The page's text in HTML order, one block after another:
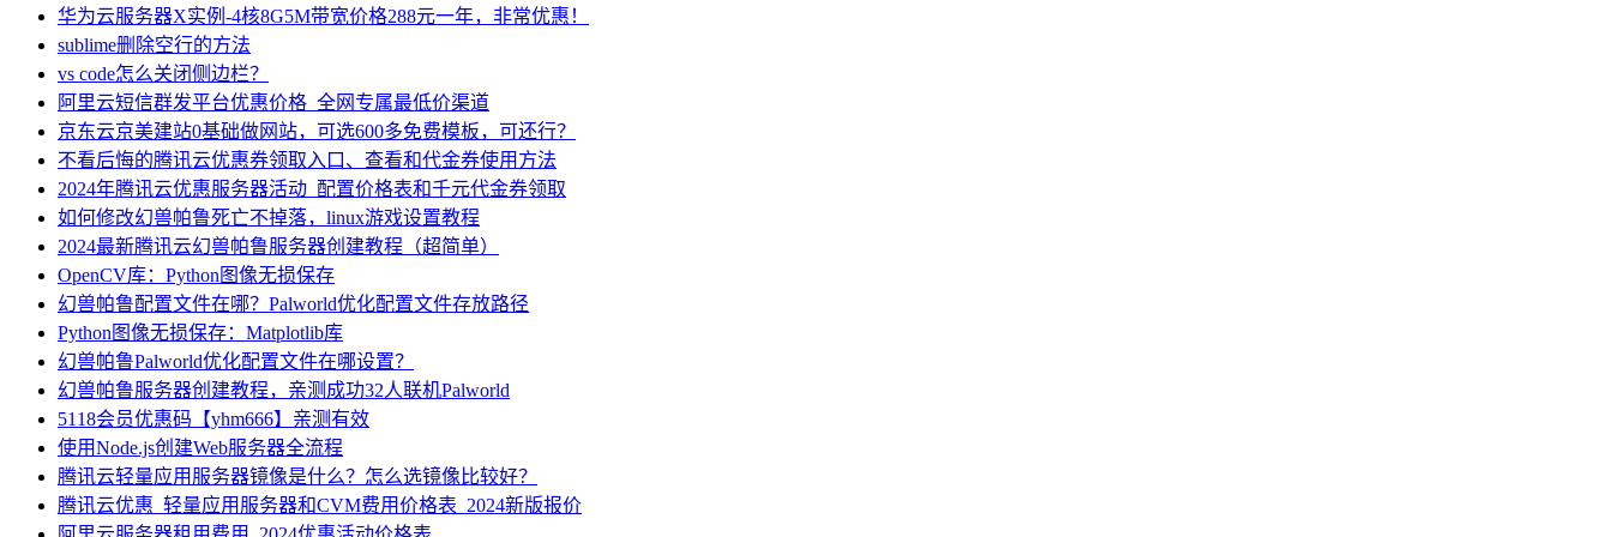
华为云服务器X实例-4核8G5M带宽价格288元一年，非常优惠！
sublime删除空行的方法
vs code怎么关闭侧边栏？
阿里云短信群发平台优惠价格_全网专属最低价渠道
京东云京美建站0基础做网站，可选600多免费模板，可还行？
不看后悔的腾讯云优惠券领取入口、查看和代金券使用方法
2024年腾讯云优惠服务器活动_配置价格表和千元代金券领取
如何修改幻兽帕鲁死亡不掉落，linux游戏设置教程
2024最新腾讯云幻兽帕鲁服务器创建教程（超简单）
OpenCV库：Python图像无损保存
幻兽帕鲁配置文件在哪？Palworld优化配置文件存放路径
Python图像无损保存：Matplotlib库
幻兽帕鲁Palworld优化配置文件在哪设置？
幻兽帕鲁服务器创建教程，亲测成功32人联机Palworld
5118会员优惠码【yhm666】亲测有效
使用Node.js创建Web服务器全流程
腾讯云轻量应用服务器镜像是什么？怎么选镜像比较好？
腾讯云优惠_轻量应用服务器和CVM费用价格表_2024新版报价